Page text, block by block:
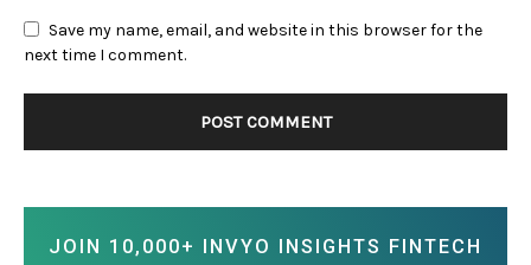
Save my name, email, and website in this browser for the
next time I comment.
JOIN 10,000+ INVYO INSIGHTS FINTECH